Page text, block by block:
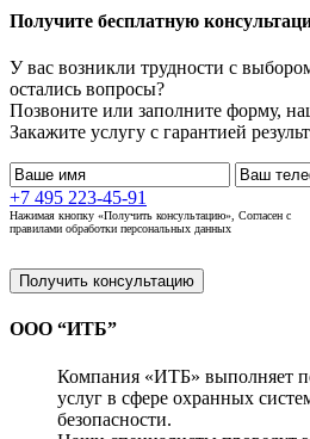
Получите бесплатную
У вас возникли трудности с
остались вопросы?
Позвоните или заполните форму,
Закажите услугу с гарантией
+7 495 223-45-91
Нажимая кнопку «Получить консультацию», Согласен с
правилами обработки персональных данных
Получить консультацию
ООО “ИТБ”
Компания «ИТБ» выполняет
услуг в сфере охранных
безопасности.